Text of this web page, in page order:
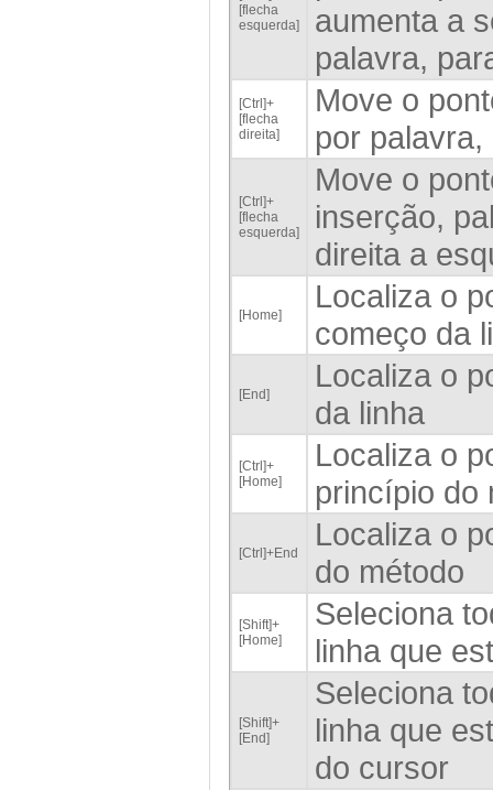
[flecha
esquerda]
aumenta a
palavra,
[Ctrl]+
[flecha
direita]
Move o
por
[Ctrl]+
[flecha
esquerda]
Move o
inserção,
direita a
[Home]
Localiza o
começo da
[End]
Localiza o
da linha
[Ctrl]+
[Home]
Localiza o
princípio do
[Ctrl]+End
Localiza o
do método
[Shift]+
[Home]
Seleciona
linha que
[Shift]+
[End]
Seleciona
linha que
do cursor